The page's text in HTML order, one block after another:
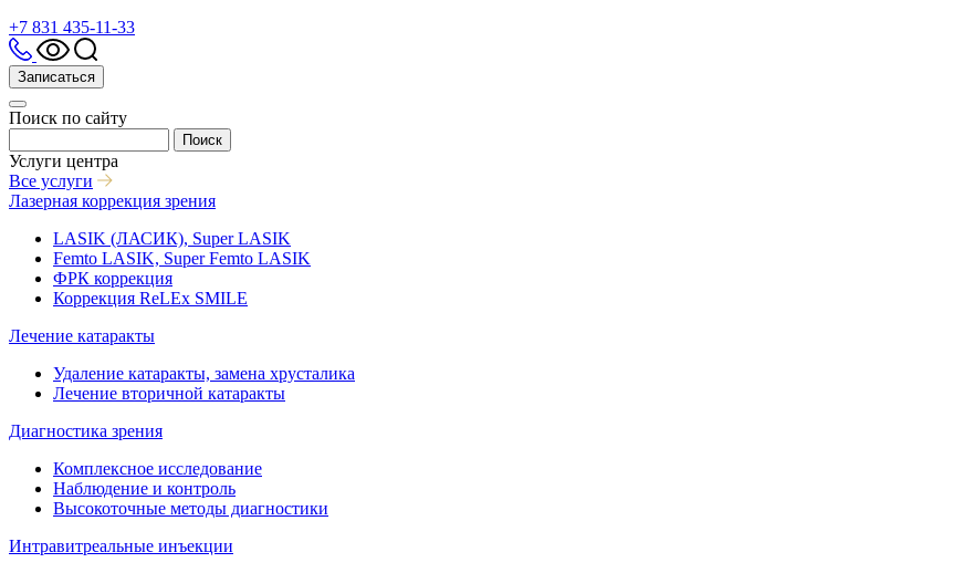
+7 831 435-11-33
Записаться
Поиск по сайту
Поиск
Услуги центра
Все услуги
Лазерная коррекция зрения
LASIK (ЛАСИК), Super LASIK
Femto LASIK, Super Femto LASIK
ФРК коррекция
Коррекция ReLEx SMILE
Лечение катаракты
Удаление катаракты, замена хрусталика
Лечение вторичной катаракты
Диагностика зрения
Комплексное исследование
Наблюдение и контроль
Высокоточные методы диагностики
Интравитреальные инъекции